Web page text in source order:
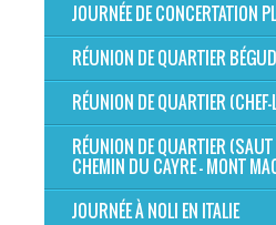
JOURNÉE DE CONCERTATION
RÉUNION DE QUARTIER
RÉUNION DE QUARTIER
RÉUNION DE QUARTIER
CHEMIN DU CAYRE - MONT
JOURNÉE À NOLI EN ITALIE